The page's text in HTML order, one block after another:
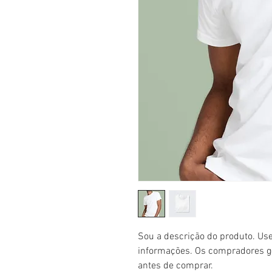
Sou a descrição do produto.
informações. Os compradores
antes de comprar.